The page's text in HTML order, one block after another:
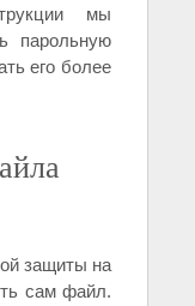
мы
парольную
его более
защиты на
сам файл.